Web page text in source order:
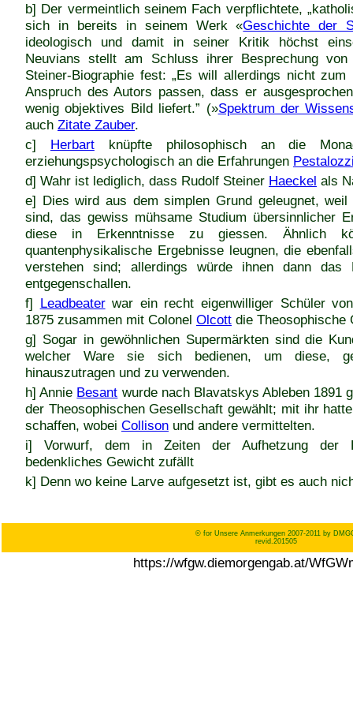
b] Der vermeintlich seinem Fach verpflichtete,
sich in bereits in seinem Werk «Geschichte der
ideologisch und damit in seiner Kritik höchst
Neuvians stellt am Schluss ihrer Besprechung von
Steiner-Biographie fest: „Es will allerdings nicht zum
Anspruch des Autors passen, dass er
wenig objektives Bild liefert.” (»Spektrum der
auch Zitate Zauber.
c] Herbartknüpfte philosophisch an die
erziehungspsychologisch an die Erfahrungen
d] Wahr ist lediglich, dass Rudolf Steiner Haeckel als
e] Dies wird aus dem simplen Grund geleugnet,
sind, das gewiss mühsame Studium übersinnlicher
diese in Erkenntnisse zu giessen. Ähnlich
quantenphysikalische Ergebnisse leugnen, die
verstehen sind; allerdings würde ihnen dann das
entgegenschallen.
f] Leadbeaterwar ein recht eigenwilliger Schüler
1875 zusammen mit Colonel Olcott die Theosophische
g] Sogar in gewöhnlichen Supermärkten sind die
welcher Ware sie sich bedienen, um diese,
hinauszutragen und zu verwenden.
h] Annie Besant wurde nach Blavatskys Ableben 1891
der Theosophischen Gesellschaft gewählt; mit ihr
schaffen, wobei Collison und andere vermittelten.
i] Vorwurf, dem in Zeiten der Aufhetzung der
bedenkliches Gewicht zufällt
k] Denn wo keine Larve aufgesetzt ist, gibt es auch
© for Unsere Anmerkungen 2007-2011 by
revid.201505
https://wfgw.diemorgengab.at/